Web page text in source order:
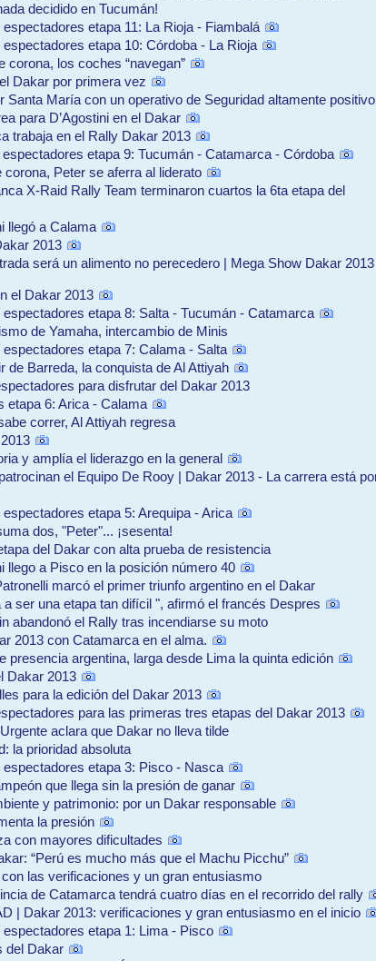
decidido en Tucumán!
etapa 11: La Rioja - Fiambalá
etapa 10: Córdoba - La Rioja
corona, los coches “navegan”
Dakar por primera vez
Santa María con un operativo de Seguridad altamente positivo
para D’Agostini en el Dakar
trabaja en el Rally Dakar 2013
etapa 9: Tucumán - Catamarca - Córdoba
Peter se aferra al liderato
X-Raid Rally Team terminaron cuartos la 6ta etapa del
llegó a Calama
2013
será un alimento no perecedero | Mega Show Dakar 2013
el Dakar 2013
etapa 8: Salta - Tucumán - Catamarca
de Yamaha, intercambio de Minis
etapa 7: Calama - Salta
de Barreda, la conquista de Al Attiyah
para disfrutar del Dakar 2013
etapa 6: Arica - Calama
correr, Al Attiyah regresa
y amplía el liderazgo en la general
el Equipo De Rooy | Dakar 2013 - La carrera está
etapa 5: Arequipa - Arica
dos, "Peter"... ¡sesenta!
del Dakar con alta prueba de resistencia
llego a Pisco en la posición número 40
marcó el primer triunfo argentino en el Dakar
ser una etapa tan difícil ", afirmó el francés Despres
abandonó el Rally tras incendiarse su moto
2013 con Catamarca en el alma.
presencia argentina, larga desde Lima la quinta edición
Dakar 2013
para la edición del Dakar 2013
para las primeras tres etapas del Dakar 2013
aclara que Dakar no lleva tilde
la prioridad absoluta
etapa 3: Pisco - Nasca
que llega sin la presión de ganar
y patrimonio: por un Dakar responsable
la presión
con mayores dificultades
“Perú es mucho más que el Machu Picchu”
las verificaciones y un gran entusiasmo
de Catamarca tendrá cuatro días en el recorrido del rally
| Dakar 2013: verificaciones y gran entusiasmo en el inicio
etapa 1: Lima - Pisco
del Dakar